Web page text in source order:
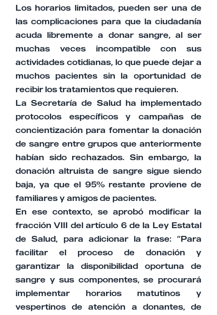
Los horarios limitados, pueden ser una de
las complicaciones para que la ciudadanía
acuda libremente a donar sangre, al ser
muchas veces incompatible con sus
actividades cotidianas, lo que puede dejar a
muchos pacientes sin la oportunidad de
recibir los tratamientos que requieren.
La Secretaría de Salud ha implementado
protocolos específicos y campañas de
concientización para fomentar la donación
de sangre entre grupos que anteriormente
habían sido rechazados. Sin embargo, la
donación altruista de sangre sigue siendo
baja, ya que el 95% restante proviene de
familiares y amigos de pacientes.
En ese contexto, se aprobó modificar la
fracción VIII del artículo 6 de la Ley Estatal
de Salud, para adicionar la frase: “Para
facilitar el proceso de donación y
garantizar la disponibilidad oportuna de
sangre y sus componentes, se procurará
implementar horarios matutinos y
vespertinos de atención a donantes, de